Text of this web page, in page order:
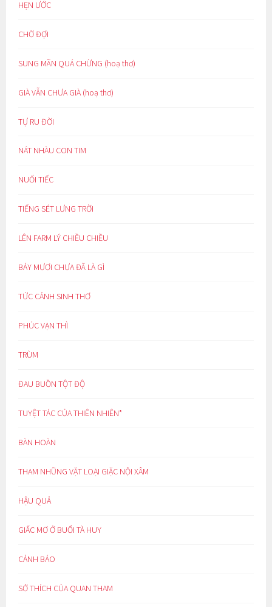
HẸN ƯỚC
CHỜ ĐỢI
SUNG MÃN QUÁ CHỪNG (hoạ thơ)
GIÀ VẪN CHƯA GIÀ (hoạ thơ)
TỰ RU ĐỜI
NÁT NHÀU CON TIM
NUỐI TIẾC
TIẾNG SÉT LƯNG TRỜI
LÊN FARM LÝ CHIỀU CHIỀU
BẢY MƯƠI CHƯA ĐÃ LÀ GÌ
TỨC CẢNH SINH THƠ
PHÚC VẠN THÌ
TRÙM
ĐAU BUỒN TỘT ĐỘ
TUYỆT TÁC CỦA THIÊN NHIÊN*
BÀN HOÀN
THAM NHŨNG VẶT LOẠI GIẶC NỘI XÂM
HẬU QUẢ
GIẤC MƠ Ở BUỔI TÀ HUY
CẢNH BÁO
SỞ THÍCH CỦA QUAN THAM